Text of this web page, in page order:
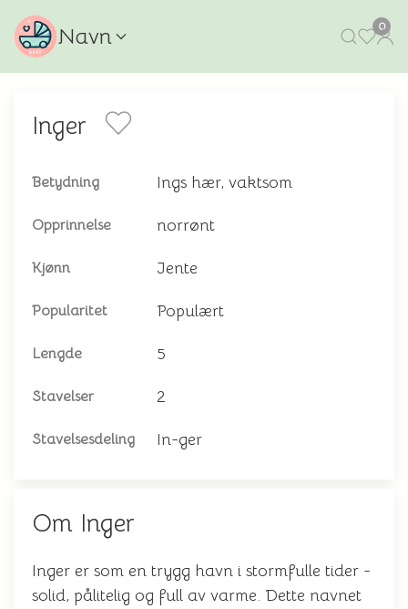
Navn 0
Inger
Betydning Ings hær, vaktsom
Opprinnelse norrønt
Kjønn Jente
Popularitet Populært
Lengde 5
Stavelser 2
Stavelsesdeling In-ger
Om Inger
Inger er som en trygg havn i stormfulle tider -
solid, pålitelig og full av varme. Dette navnet